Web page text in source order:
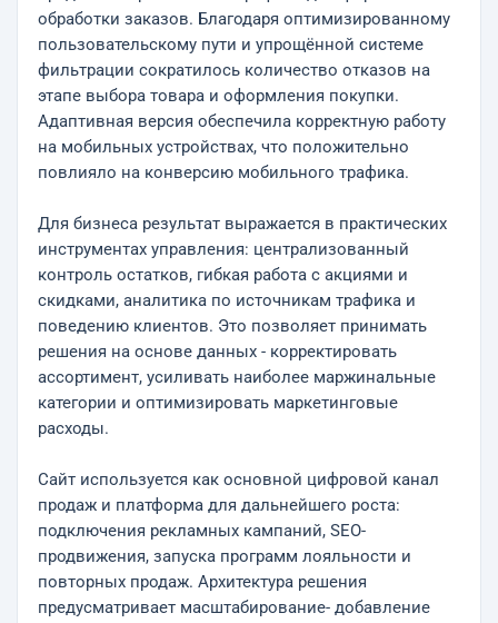
обработки заказов. Благодаря оптимизированному
пользовательскому пути и упрощённой системе
фильтрации сократилось количество отказов на
этапе выбора товара и оформления покупки.
Адаптивная версия обеспечила корректную работу
на мобильных устройствах, что положительно
повлияло на конверсию мобильного трафика.
Для бизнеса результат выражается в практических
инструментах управления: централизованный
контроль остатков, гибкая работа с акциями и
скидками, аналитика по источникам трафика и
поведению клиентов. Это позволяет принимать
решения на основе данных - корректировать
ассортимент, усиливать наиболее маржинальные
категории и оптимизировать маркетинговые
расходы.
Сайт используется как основной цифровой канал
продаж и платформа для дальнейшего роста:
подключения рекламных кампаний, SEO-
продвижения, запуска программ лояльности и
повторных продаж. Архитектура решения
предусматривает масштабирование- добавление